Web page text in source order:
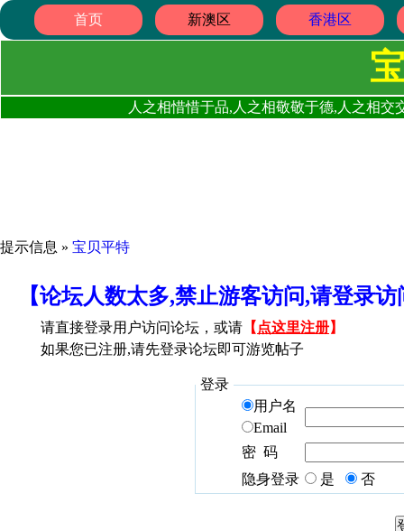
首页 新澳区 香港区
人之相惜惜于品,人之相敬敬于德,人之相
提示信息 » 宝贝平特
【论坛人数太多,禁止游客访问,请登录
请直接登录用户访问论坛，或请 【 点这里注册】
如果您已注册,请先登录论坛即可游览帖子
登录
用户名
Email
密 码
隐身登录
是 否